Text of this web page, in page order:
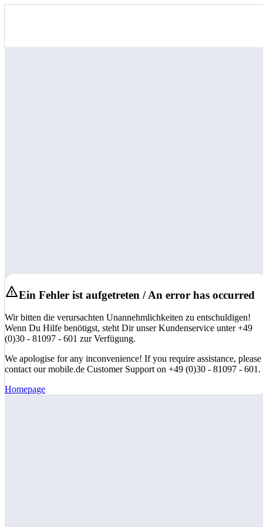
Ein Fehler ist aufgetreten / An error has occurred
Wir bitten die verursachten Unannehmlichkeiten zu entschuldigen!
Wenn Du Hilfe benötigst, steht Dir unser Kundenservice unter +49
(0)30 - 81097 - 601 zur Verfügung.
We apologise for any inconvenience! If you require assistance, please
contact our mobile.de Customer Support on +49 (0)30 - 81097 - 601.
Homepage